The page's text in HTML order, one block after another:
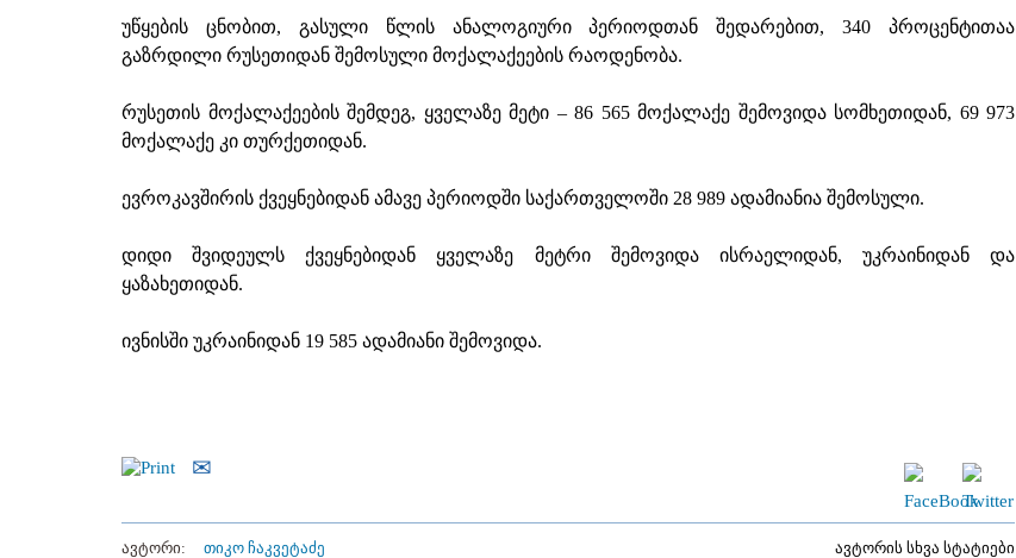
უწყების ცნობით, გასული წლის ანალოგიური პერიოდთან შედარებით, 340 პროცენტითაა
გაზრდილი რუსეთიდან შემოსული მოქალაქეების რაოდენობა.
რუსეთის მოქალაქეების შემდეგ, ყველაზე მეტი – 86 565 მოქალაქე შემოვიდა სომხეთიდან, 69 973
მოქალაქე კი თურქეთიდან.
ევროკავშირის ქვეყნებიდან ამავე პერიოდში საქართველოში 28 989 ადამიანია შემოსული.
დიდი შვიდეულს ქვეყნებიდან ყველაზე მეტრი შემოვიდა ისრაელიდან, უკრაინიდან და
ყაზახეთიდან.
ივნისში უკრაინიდან 19 585 ადამიანი შემოვიდა.
ავტორი: თიკო ჩაკვეტაძე ავტორის სხვა სტატიები